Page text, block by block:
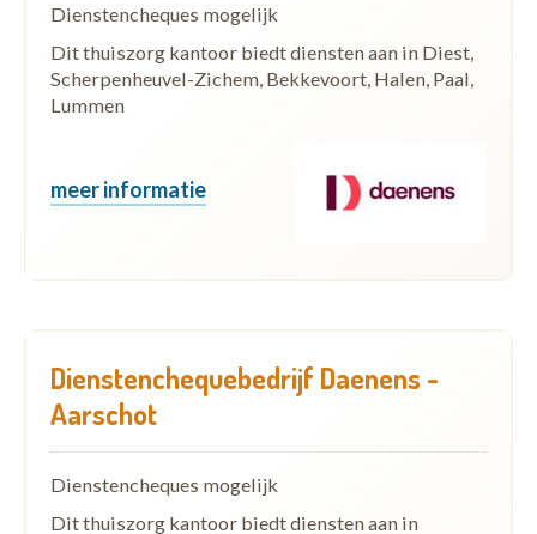
Dienstencheques mogelijk
Dit thuiszorg kantoor biedt diensten aan in Diest,
Scherpenheuvel-Zichem, Bekkevoort, Halen, Paal,
Lummen
meer informatie
Dienstenchequebedrijf Daenens -
Aarschot
Dienstencheques mogelijk
Dit thuiszorg kantoor biedt diensten aan in